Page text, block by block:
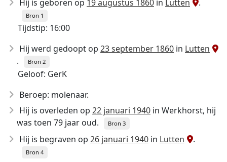
Hij is geboren op 19 augustus 1860 in Lutten .
Bron 1
Tijdstip: 16:00
Hij werd gedoopt op 23 september 1860 in Lutten
.
Bron 2
Geloof: GerK
Beroep: molenaar.
Hij is overleden op 22 januari 1940 in Werkhorst, hij
was toen 79 jaar oud.
Bron 3
Hij is begraven op 26 januari 1940 in Lutten .
Bron 4